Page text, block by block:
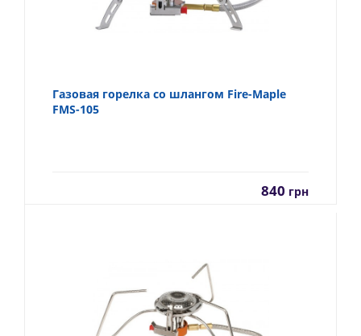
Газовая горелка со шлангом Fire-Maple
FMS-105
840 грн